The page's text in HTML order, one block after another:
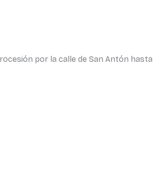
por la calle de San Antón